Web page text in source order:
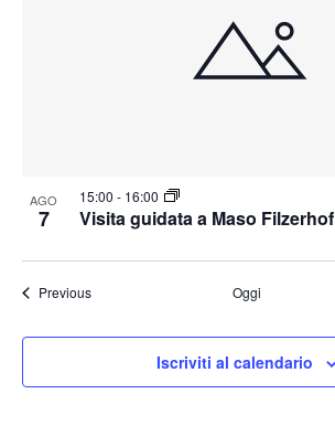
AGO
7 Visita guidata a Maso Filzerhof
15:00 - 16:00
PreviousEventi Oggi
Iscriviti al calendario